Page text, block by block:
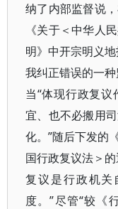
纳了内部监督说
《关于＜中华人
明》中开宗明义
我纠正错误的一
当“体现行政复
宜、也不必搬用
化。”随后下发的
国行政复议法＞
复议是行政机关
度。”尽管“较《